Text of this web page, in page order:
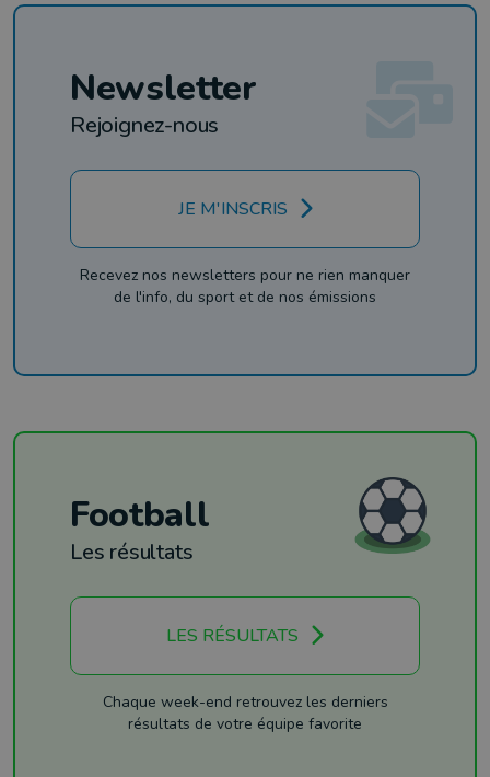
Newsletter
Rejoignez-nous
JE M'INSCRIS
Recevez nos newsletters pour ne rien manquer
de l'info, du sport et de nos émissions
Football
Les résultats
LES RÉSULTATS
Chaque week-end retrouvez les derniers
résultats de votre équipe favorite